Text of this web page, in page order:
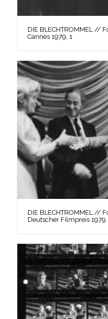
DIE BLECHTROMMEL //
Cannes 1979, 1
DIE BLECHTROMMEL //
Deutscher Filmpreis 1979